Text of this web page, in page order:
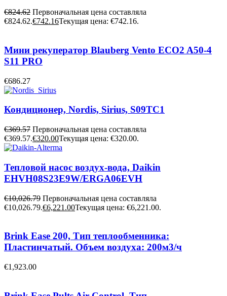
€824.62 Первоначальная цена составляла
€824.62.€742.16Текущая цена: €742.16.
Мини рекуператор Blauberg Vento ECO2 A50-4
S11 PRO
€686.27
Кондиционер, Nordis, Sirius, S09TC1
€369.57 Первоначальная цена составляла
€369.57.€320.00Текущая цена: €320.00.
Тепловой насос воздух-вода, Daikin
EHVH08S23E9W/ERGA06EVH
€10,026.79 Первоначальная цена составляла
€10,026.79.€6,221.00Текущая цена: €6,221.00.
Brink Ease 200, Тип теплообменника:
Пластинчатый. Объем воздуха: 200м3/ч
€1,923.00